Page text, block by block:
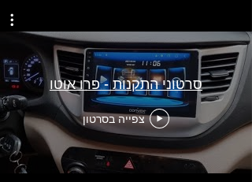
סרטוני התקנות - פרו אוטו
צפייה בסרטון